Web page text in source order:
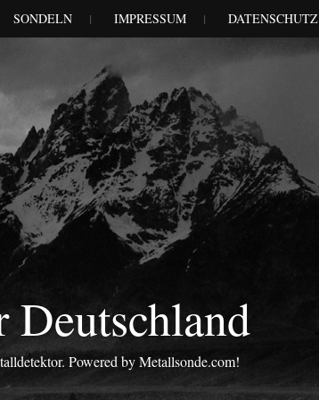
SONDELN IMPRESSUM DATENSCHUTZ
Deutschland
Powered by Metallsonde.com!